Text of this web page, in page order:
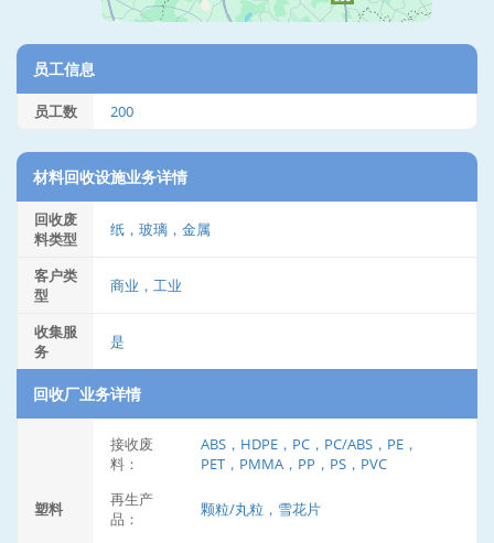
员工信息
员工数 200
材料回收设施业务详情
回收废
料类型
纸，玻璃，金属
客户类
型
商业，工业
收集服
务
是
回收厂业务详情
塑料
接收废
料：
ABS，HDPE，PC，PC/ABS，PE，
PET，PMMA，PP，PS，PVC
再生产
品：
颗粒/丸粒，雪花片